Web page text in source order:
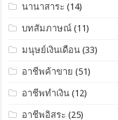
นานาสาระ (14)
บทสัมภาษณ์ (11)
มนุษย์เงินเดือน (33)
อาชีพค้าขาย (51)
อาชีพทำเงิน (12)
อาชีพอิสระ (25)